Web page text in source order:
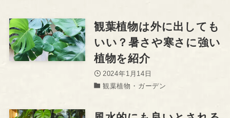
観葉植物は外に出しても
いい？暑さや寒さに強い
植物を紹介
2024年1月14日
観葉植物・ガーデン